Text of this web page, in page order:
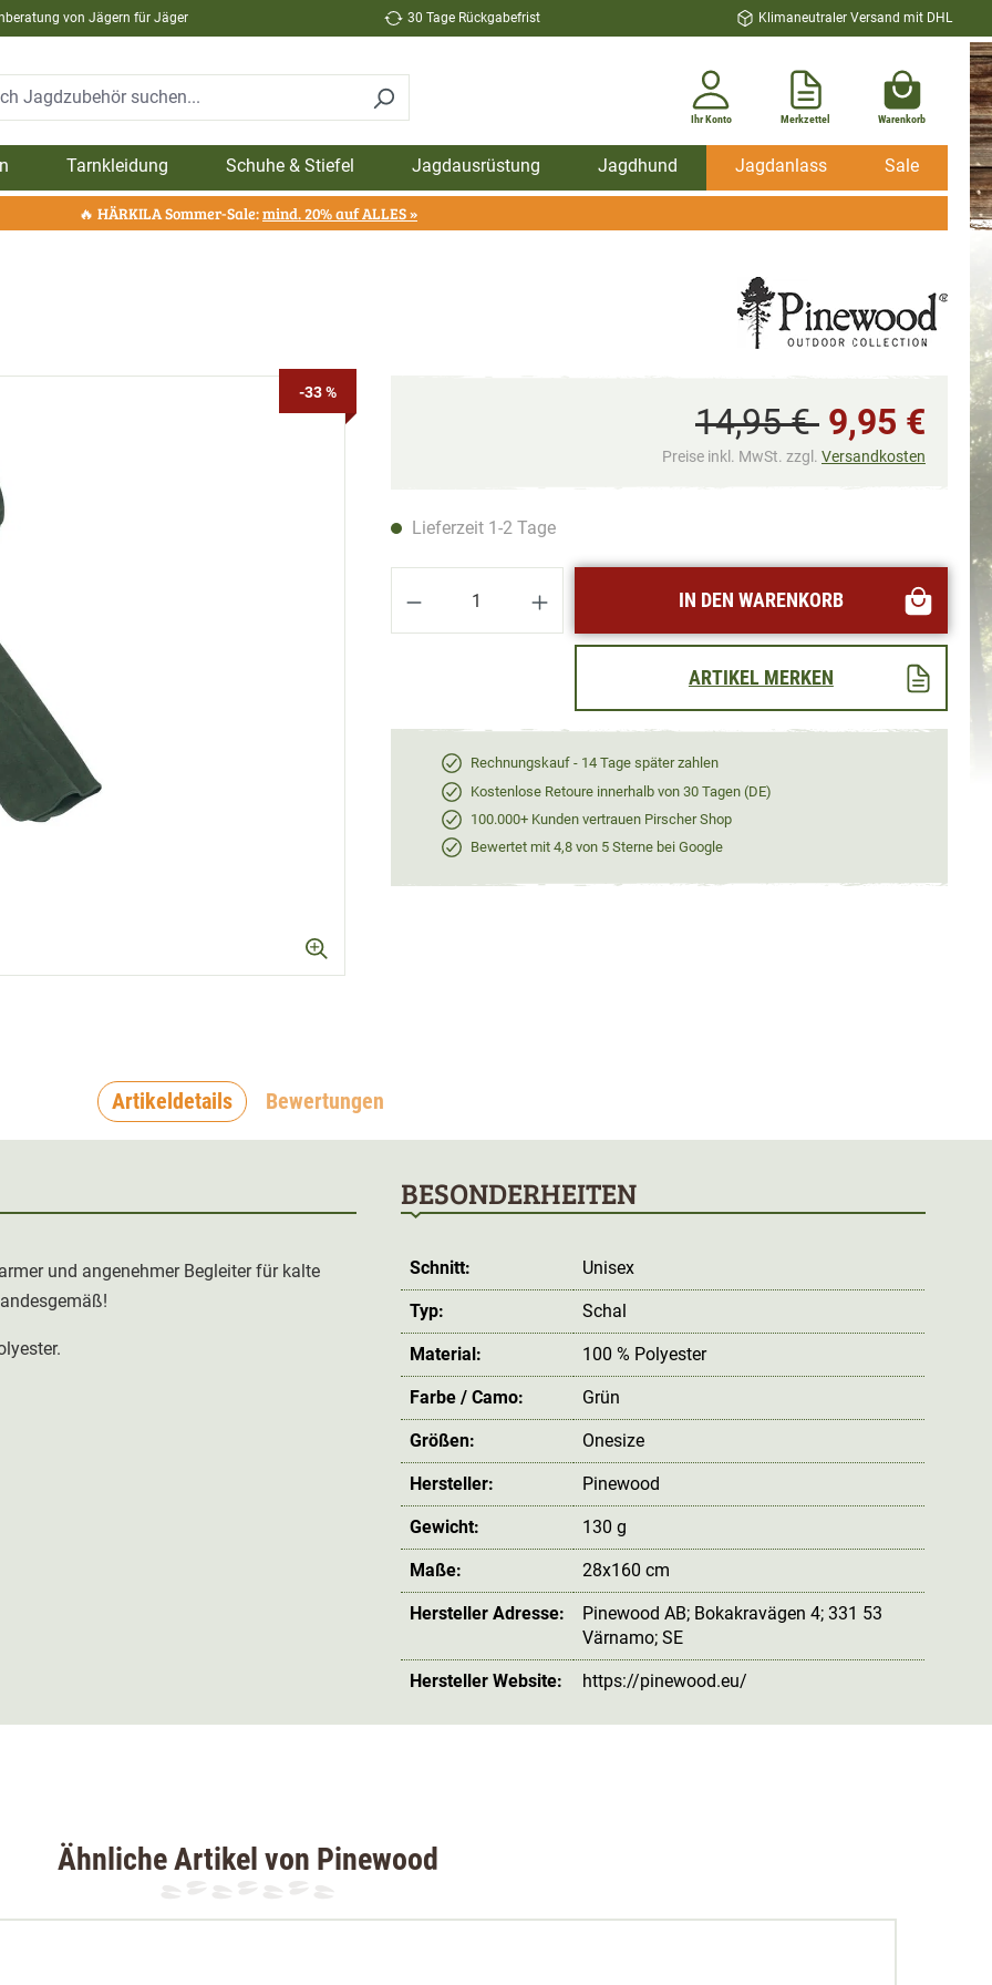
von Jägern für Jäger 30 Tage Rückgabefrist Klimaneutraler Versand mit DHL
Ihr Konto Merkzettel Warenkorb
Tarnkleidung Schuhe & Stiefel Jagdausrüstung Jagdhund Jagdanlass Sale
🔥 HÄRKILA Sommer-Sale:mind. 20% auf ALLES »
-33 %
14,95 € 9,95 €
Preise inkl. MwSt. zzgl. Versandkosten
Lieferzeit 1-2 Tage
Produkt Anzahl: Gib den gewünschten Wert ein
IN DEN WARENKORB
ARTIKEL MERKEN
Rechnungskauf - 14 Tage später zahlen
Kostenlose Retoure innerhalb von 30 Tagen (DE)
100.000+ Kunden vertrauen Pirscher Shop
Bewertet mit 4,8 von 5 Sterne bei Google
Artikeldetails Bewertungen
und angenehmer Begleiter für kalte
BESONDERHEITEN
Schnitt: Unisex
Typ: Schal
Material: 100 % Polyester
Farbe / Camo: Grün
Größen: Onesize
Hersteller: Pinewood
Gewicht: 130 g
Maße: 28x160 cm
Hersteller Adresse:
Pinewood AB; Bokakravägen 4; 331 53
Värnamo; SE
Hersteller Website: https://pinewood.eu/
Ähnliche Artikel von Pinewood